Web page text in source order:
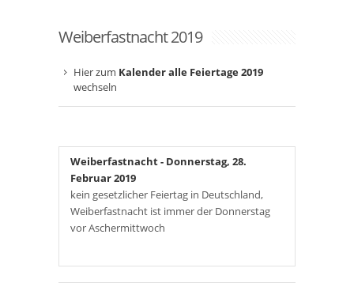
Weiberfastnacht 2019
Hier zum Kalender alle Feiertage 2019
wechseln
Weiberfastnacht- Donnerstag, 28.
Februar 2019
kein gesetzlicher Feiertag in Deutschland,
Weiberfastnacht ist immer der Donnerstag
vor Aschermittwoch